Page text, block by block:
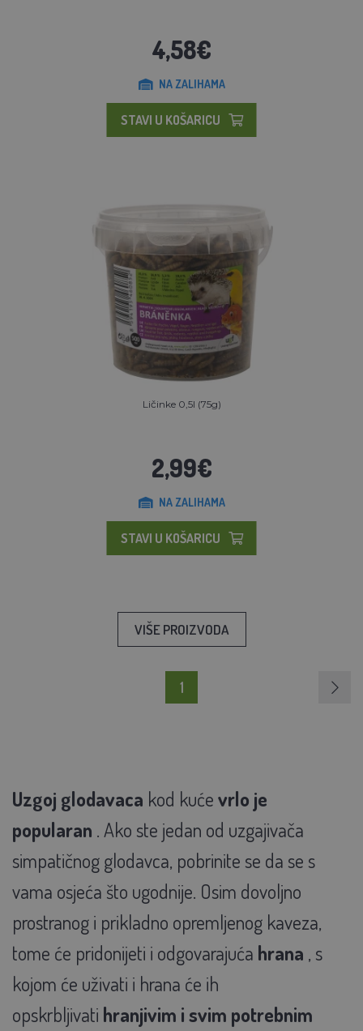
4,58€
NA ZALIHAMA
STAVI U KOŠARICU
Ličinke 0,5l (75g)
2,99€
NA ZALIHAMA
STAVI U KOŠARICU
VIŠE PROIZVODA
1
Uzgoj glodavaca kod kućevrlo je
popularan . Ako ste jedan od uzgajivača
simpatičnog glodavca, pobrinite se da se s
vama osjeća što ugodnije. Osim dovoljno
prostranog i prikladno opremljenog kaveza,
tome će pridonijeti i odgovarajuća hrana , s
kojom će uživati i hrana će ih
opskrbljivati hranjivim i svim potrebnim